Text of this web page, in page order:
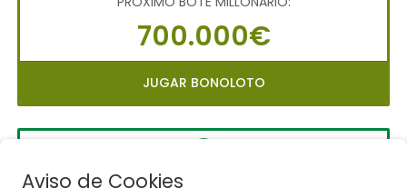
700.000€
JUGAR BONOLOTO
LA PRIMITIVA
Aviso de Cookies